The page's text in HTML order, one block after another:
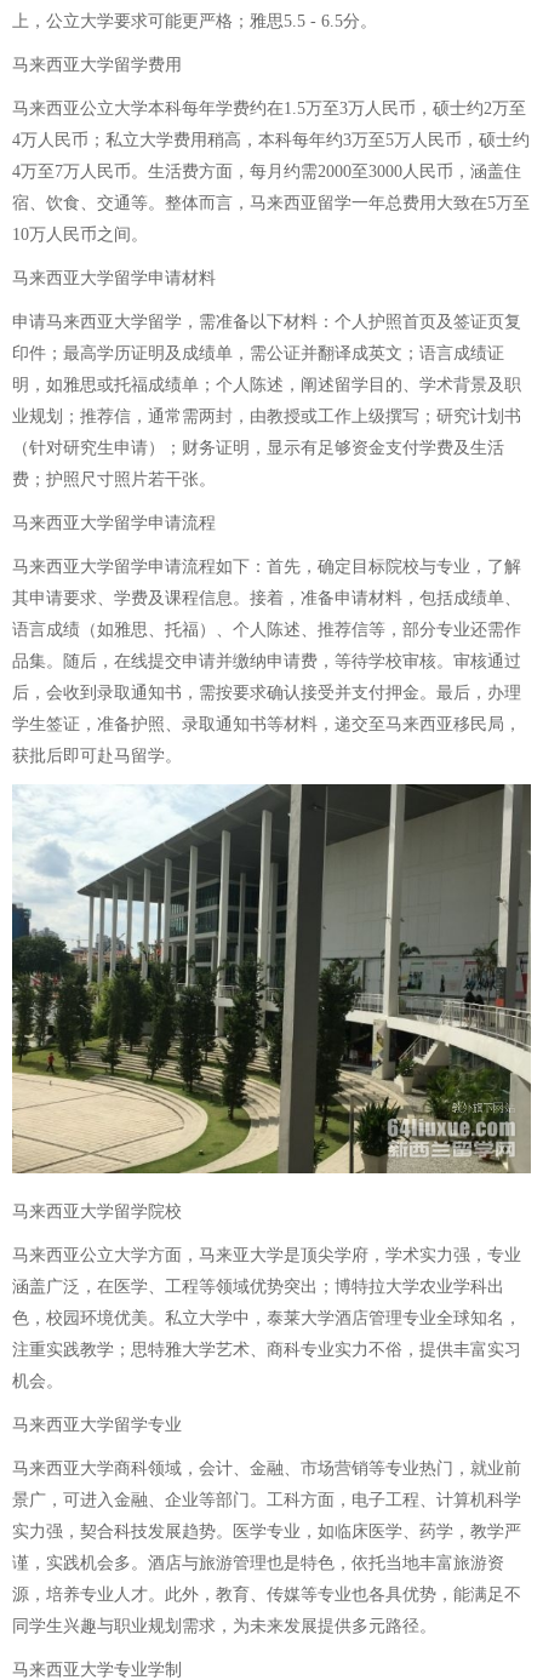
上，公立大学要求可能更严格；雅思5.5 - 6.5分。
马来西亚大学留学费用
马来西亚公立大学本科每年学费约在1.5万至3万人民币，硕士约2万至
4万人民币；私立大学费用稍高，本科每年约3万至5万人民币，硕士约
4万至7万人民币。生活费方面，每月约需2000至3000人民币，涵盖住
宿、饮食、交通等。整体而言，马来西亚留学一年总费用大致在5万至
10万人民币之间。
马来西亚大学留学申请材料
申请马来西亚大学留学，需准备以下材料：个人护照首页及签证页复
印件；最高学历证明及成绩单，需公证并翻译成英文；语言成绩证
明，如雅思或托福成绩单；个人陈述，阐述留学目的、学术背景及职
业规划；推荐信，通常需两封，由教授或工作上级撰写；研究计划书
（针对研究生申请）；财务证明，显示有足够资金支付学费及生活
费；护照尺寸照片若干张。
马来西亚大学留学申请流程
马来西亚大学留学申请流程如下：首先，确定目标院校与专业，了解
其申请要求、学费及课程信息。接着，准备申请材料，包括成绩单、
语言成绩（如雅思、托福）、个人陈述、推荐信等，部分专业还需作
品集。随后，在线提交申请并缴纳申请费，等待学校审核。审核通过
后，会收到录取通知书，需按要求确认接受并支付押金。最后，办理
学生签证，准备护照、录取通知书等材料，递交至马来西亚移民局，
获批后即可赴马留学。
马来西亚大学留学院校
马来西亚公立大学方面，马来亚大学是顶尖学府，学术实力强，专业
涵盖广泛，在医学、工程等领域优势突出；博特拉大学农业学科出
色，校园环境优美。私立大学中，泰莱大学酒店管理专业全球知名，
注重实践教学；思特雅大学艺术、商科专业实力不俗，提供丰富实习
机会。
马来西亚大学留学专业
马来西亚大学商科领域，会计、金融、市场营销等专业热门，就业前
景广，可进入金融、企业等部门。工科方面，电子工程、计算机科学
实力强，契合科技发展趋势。医学专业，如临床医学、药学，教学严
谨，实践机会多。酒店与旅游管理也是特色，依托当地丰富旅游资
源，培养专业人才。此外，教育、传媒等专业也各具优势，能满足不
同学生兴趣与职业规划需求，为未来发展提供多元路径。
马来西亚大学专业学制